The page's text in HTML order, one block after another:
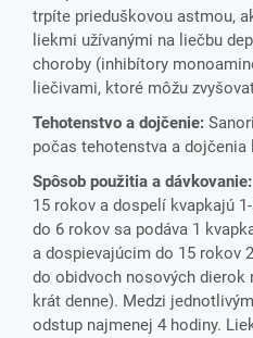
trpíte prieduškovou astmou,
liekmi užívanými na liečbu
choroby (inhibítory
liečivami, ktoré môžu
Tehotenstvo a dojčenie:
počas tehotenstva a dojčenia
Spôsob použitia a dávkovanie:
15 rokov a dospelí kvapkajú
do 6 rokov sa podáva 1
a dospievajúcim do 15 rokov
do obidvoch nosových
krát denne). Medzi
odstup najmenej 4 hodiny.